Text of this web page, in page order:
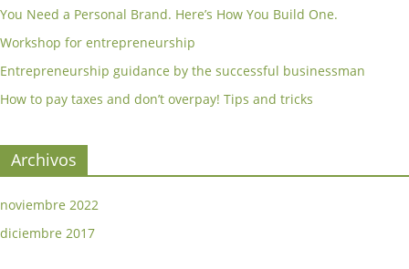
You Need a Personal Brand. Here’s How You Build One.
Workshop for entrepreneurship
Entrepreneurship guidance by the successful businessman
How to pay taxes and don’t overpay! Tips and tricks
Archivos
noviembre 2022
diciembre 2017